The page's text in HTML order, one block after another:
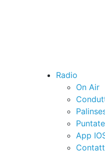
Radio
On Air
Puntate
App